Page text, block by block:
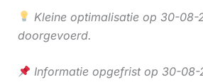
Kleine optimalisatie op 30-08-
doorgevoerd.
Informatie opgefrist op 30-